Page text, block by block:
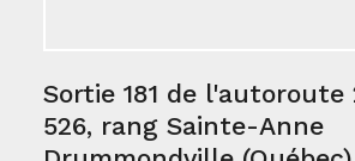
Sortie 181 de l'autoroute
526, rang Sainte-Anne